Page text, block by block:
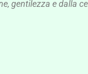
gentilezza e dalla